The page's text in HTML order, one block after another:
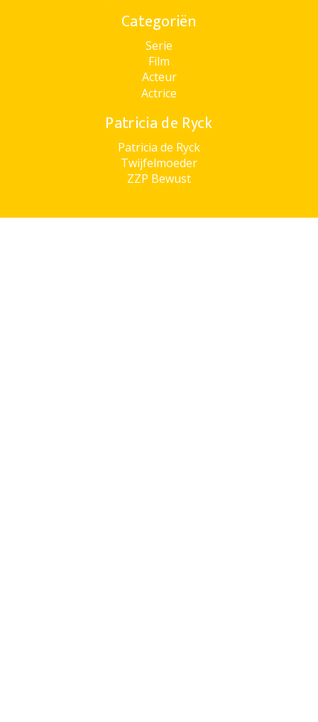
Categoriën
Serie
Film
Acteur
Actrice
Patricia de Ryck
Patricia de Ryck
Twijfelmoeder
ZZP Bewust